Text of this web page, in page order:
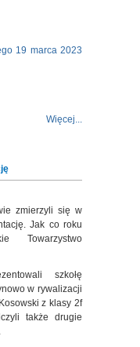
19 marca 2023
Więcej...
zmierzyli się w
Jak co roku
Towarzystwo
szkołę
w rywalizacji
z klasy 2f
także drugie